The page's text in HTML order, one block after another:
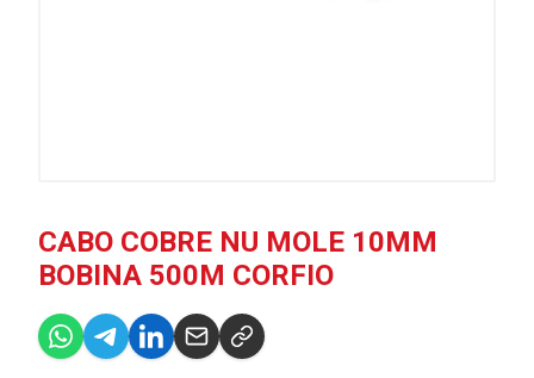
CABO COBRE NU MOLE 10MM
BOBINA 500M CORFIO